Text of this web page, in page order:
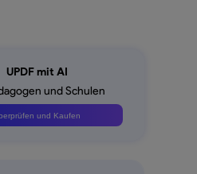
UPDF mit AI
und Schulen